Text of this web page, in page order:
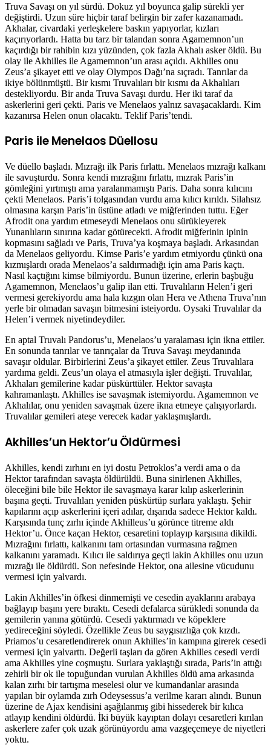
Truva Savaşı on yıl sürdü. Dokuz yıl boyunca galip sürekli yer
değiştirdi. Uzun süre hiçbir taraf belirgin bir zafer kazanamadı.
Akhalar, civardaki yerleşkelere baskın yapıyorlar, kızları
kaçırıyorlardı. Hatta bu tarz bir talandan sonra Agamemnon’un
kaçırdığı bir rahibin kızı yüzünden, çok fazla Akhalı asker öldü. Bu
olay ile Akhilles ile Agamemnon’un arası açıldı. Akhilles onu
Zeus’a şikayet etti ve olay Olympos Dağı’na sıçradı. Tanrılar da
ikiye bölünmüştü. Bir kısmı Truvalıları bir kısmı da Akhalıları
destekliyordu. Bir anda Truva Savaşı durdu. Her iki taraf da
askerlerini geri çekti. Paris ve Menelaos yalnız savaşacaklardı. Kim
kazanırsa Helen onun olacaktı. Teklif Paris’tendi.
Paris ile Menelaos Düellosu
Ve düello başladı. Mızrağı ilk Paris fırlattı. Menelaos mızrağı kalkanı
ile savuşturdu. Sonra kendi mızrağını fırlattı, mızrak Paris’in
gömleğini yırtmıştı ama yaralanmamıştı Paris. Daha sonra kılıcını
çekti Menelaos. Paris’i tolgasından vurdu ama kılıcı kırıldı. Silahsız
olmasına karşın Paris’in üstüne atladı ve miğferinden tuttu. Eğer
Afrodit ona yardım etmeseydi Menelaos onu sürükleyerek
Yunanlıların sınırına kadar götürecekti. Afrodit miğferinin ipinin
kopmasını sağladı ve Paris, Truva’ya koşmaya başladı. Arkasından
da Menelaos geliyordu. Kimse Paris’e yardım etmiyordu çünkü ona
kızmışlardı orada Menelaos’a saldırmadığı için ama Paris kaçtı.
Nasıl kaçtığını kimse bilmiyordu. Bunun üzerine, erlerin başbuğu
Agamemnon, Menelaos’u galip ilan etti. Truvalıların Helen’i geri
vermesi gerekiyordu ama hala kızgın olan Hera ve Athena Truva’nın
yerle bir olmadan savaşın bitmesini isteiyordu. Oysaki Truvalılar da
Helen’i vermek niyetindeydiler.
En aptal Truvalı Pandorus’u, Menelaos’u yaralaması için ikna ettiler.
En sonunda tanrılar ve tanrıçalar da Truva Savaşı meydanında
savaşır oldular. Birbirlerini Zeus’a şikayet ettiler. Zeus Truvalılara
yardıma geldi. Zeus’un olaya el atmasıyla işler değişti. Truvalılar,
Akhaları gemilerine kadar püskürttüler. Hektor savaşta
kahramanlaştı. Akhilles ise savaşmak istemiyordu. Agamemnon ve
Akhalılar, onu yeniden savaşmak üzere ikna etmeye çalışıyorlardı.
Truvalılar gemileri ateşe verecek kadar yaklaşmışlardı.
Akhilles’un Hektor’u Öldürmesi
Akhilles, kendi zırhını en iyi dostu Petroklos’a verdi ama o da
Hektor tarafından savaşta öldürüldü. Buna sinirlenen Akhilles,
öleceğini bile bile Hektor ile savaşmaya karar kılıp askerlerinin
başına geçti. Truvalıları yeniden püskürtüp surlara yaklaştı. Şehir
kapılarını açıp askerlerini içeri adılar, dışarıda sadece Hektor kaldı.
Karşısında tunç zırhı içinde Akhilleus’u görünce titreme aldı
Hektor’u. Önce kaçan Hektor, cesaretini toplayıp karşısına dikildi.
Mızrağını fırlattı, kalkanını tam ortasından vurmasına rağmen
kalkanını yaramadı. Kılıcı ile saldırıya geçti lakin Akhilles onu uzun
mızrağı ile öldürdü. Son nefesinde Hektor, ona ailesine vücudunu
vermesi için yalvardı.
Lakin Akhilles’in öfkesi dinmemişti ve cesedin ayaklarını arabaya
bağlayıp başını yere bıraktı. Cesedi defalarca sürükledi sonunda da
gemilerin yanına götürdü. Cesedi yaktırmadı ve köpeklere
yedireceğini söyledi. Özellikle Zeus bu saygısızlığa çok kızdı.
Priamos’u cesaretlendirerek onun Akhilles’in kampına girerek cesedi
vermesi için yalvarttı. Değerli taşları da gören Akhilles cesedi verdi
ama Akhilles yine coşmuştu. Surlara yaklaştığı sırada, Paris’in attığı
zehirli bir ok ile topuğundan vurulan Akhilles öldü ama arkasında
kalan zırhı bir tartışma meselesi olur ve kumandanlar arasında
yapılan bir oylamda zırh Odeysessus’a verilme kararı alındı. Bunun
üzerine de Ajax kendisini aşağılanmış gibi hissederek bir kılıca
atlayıp kendini öldürdü. İki büyük kayıptan dolayı cesaretleri kırılan
askerlere zafer çok uzak görünüyordu ama vazgeçemeye de niyetleri
yoktu.